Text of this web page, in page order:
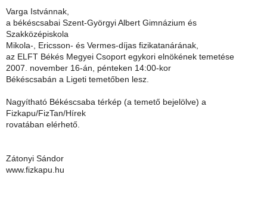
Varga Istvánnak,
a békéscsabai Szent-Györgyi Albert Gimnázium és
Szakközépiskola
Mikola-, Ericsson- és Vermes-díjas fizikatanárának,
az ELFT Békés Megyei Csoport egykori elnökének temetése
2007. november 16-án, pénteken 14:00-kor
Békéscsabán a Ligeti temetőben lesz.
Nagyítható Békéscsaba térkép (a temető bejelölve) a
Fizkapu/FizTan/Hírek
rovatában elérhető.
Zátonyi Sándor
www.fizkapu.hu